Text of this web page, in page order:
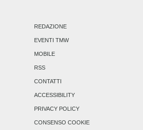
REDAZIONE
EVENTI TMW
MOBILE
RSS
CONTATTI
ACCESSIBILITY
PRIVACY POLICY
CONSENSO COOKIE